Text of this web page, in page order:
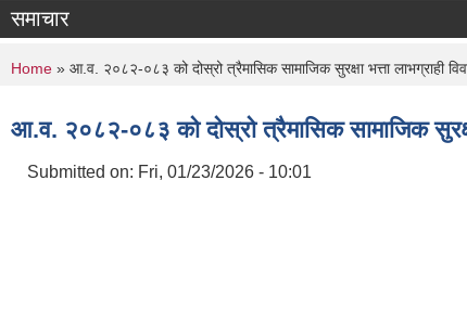
समाचार
You are here
Home » आ.व. २०८२-०८३ को दोस्रो त्रैमासिक सामाजिक सुरक्षा भत्ता लाभग्राही
आ.व. २०८२-०८३ को दोस्रो त्रैमासिक सामाजिक
Submitted on: Fri, 01/23/2026 - 10:01